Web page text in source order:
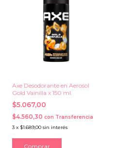
Axe Desodorante en Aerosol
Gold Vainilla x 150 ml.
$5.067,00
$4.560,30 con Transferencia
3 x $1.689,00 sin interés